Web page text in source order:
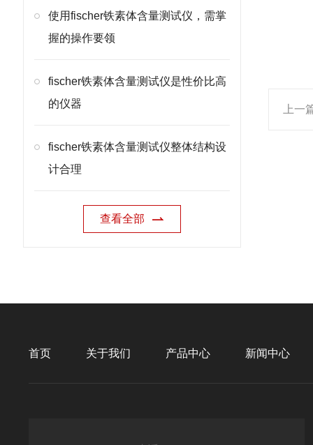
使用fischer铁素体含量测试仪，需掌
握的操作要领
fischer铁素体含量测试仪是性价比高
的仪器
fischer铁素体含量测试仪整体结构设
计合理
查看全部
上一
首页 关于我们 产品中心 新闻中心